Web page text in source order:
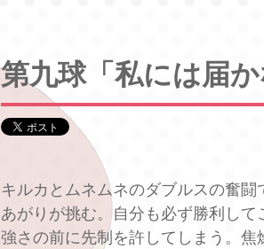
第九球「私には届
キルカとムネムネのダブルスの奮
あがりが挑む。自分も必ず勝利し
強さの前に先制を許してしまう。